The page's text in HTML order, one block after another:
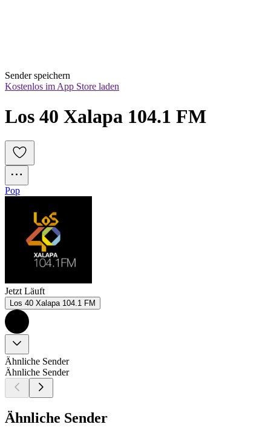
Sender speichern
Kostenlos im App Store laden
Los 40 Xalapa 104.1 FM
Pop
Jetzt Läuft
Los 40 Xalapa 104.1 FM
Ähnliche Sender
Ähnliche Sender
Ähnliche Sender